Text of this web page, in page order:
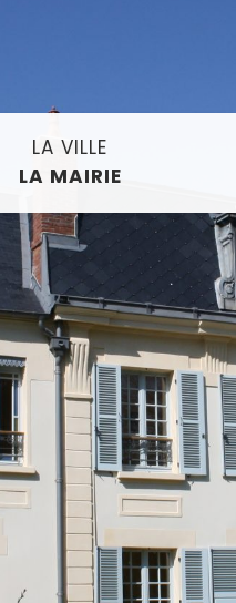
LA VILLE
LA MAIRIE